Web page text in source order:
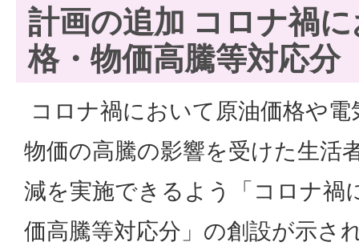
計画の追加 コロナ禍
格・物価高騰等対応分
コロナ禍において原油価格や
物価の高騰の影響を受けた生活
減を実施できるよう「コロナ禍
価高騰等対応分」の創設が示さ